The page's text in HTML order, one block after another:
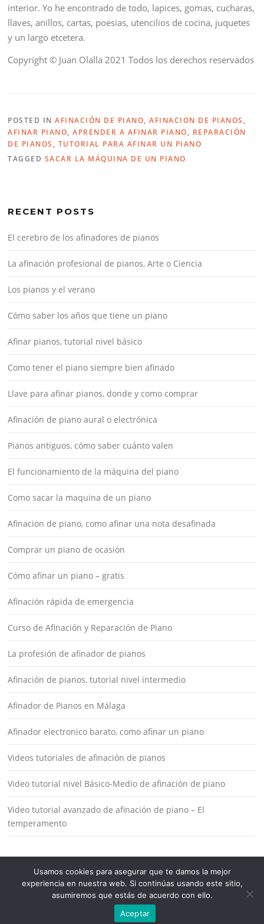
interior. Yo he encontrado de todo, lapices, gomas, cucharas,
llaves, anillos, cartas, poesias, utencilios de cocina, juquetes
y un largo etcetera.
Copyright © Juan Olalla 2021 Todos los derechos reservados
POSTED INAFINACIÓN DE PIANO,AFINACION DE PIANOS ,
AFINAR PIANO,APRENDER A AFINAR PIANO, REPARACIÓN
DE PIANOS , TUTORIAL PARA AFINAR UN PIANO
TAGGED SACAR LA MÁQUINA DE UN PIANO
RECENT POSTS
El cerebro de los afinadores de pianos
La afinación profesional de pianos, Arte o Ciencia
Los pianos y el verano
Cómo saber los años que tiene un piano
Afinar pianos, tutorial nivel básico
Como tener el piano siempre bien afinado
Llave para afinar pianos, donde y como comprar
Afinación de piano aural o electrónica
Pianos antiguos, cómo saber cuánto valen
El funcionamiento de la máquina del piano
Como sacar la maquina de un piano
Afinacion de piano, como afinar una nota desafinada
Comprar un piano de ocasión
Cómo afinar un piano – gratis
Afinación rápida de emergencia
Curso de Afinación y Reparación de Piano
La profesión de afinador de pianos
Afinación de pianos, tutorial nivel intermedio
Afinador de Pianos en Málaga
Afinador electronico barato, como afinar un piano
Videos tutoriales de afinación de pianos
Video tutorial nivel Básico-Medio de afinación de piano
Video tutorial avanzado de afinación de piano – El
temperamento
Copyright © 2026 Cómo Afinar Pianos. All Rights Reserved.
Usamos cookies para asegurar que te damos la mejor
experiencia en nuestra web. Si continúas usando este sitio,
asumiremos que estás de acuerdo con ello.
Aceptar